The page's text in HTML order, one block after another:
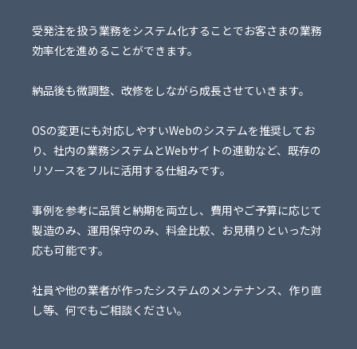
受発注を扱う業務をシステム化することでお客さまの業務
効率化を進めることができます。
納品後も微調整、改修をしながら成長させていきます。
OSの変更にも対応しやすいWebのシステムを推奨してお
り、社内の業務システムとWebサイトの連動など、既存の
リソースをフルに活用する仕組みです。
事例を参考に品質と納期を両立し、費用やご予算に応じて
製造のみ、運用保守のみ、料金比較、お見積りといった対
応も可能です。
社員や他の業者が作ったシステムのメンテナンス、作り直
し等、何でもご相談ください。